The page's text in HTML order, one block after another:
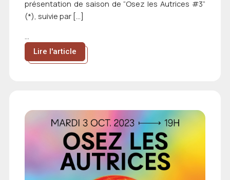
présentation de saison de “Osez les Autrices #3”
(*), suivie par […]
...
Lire l'article